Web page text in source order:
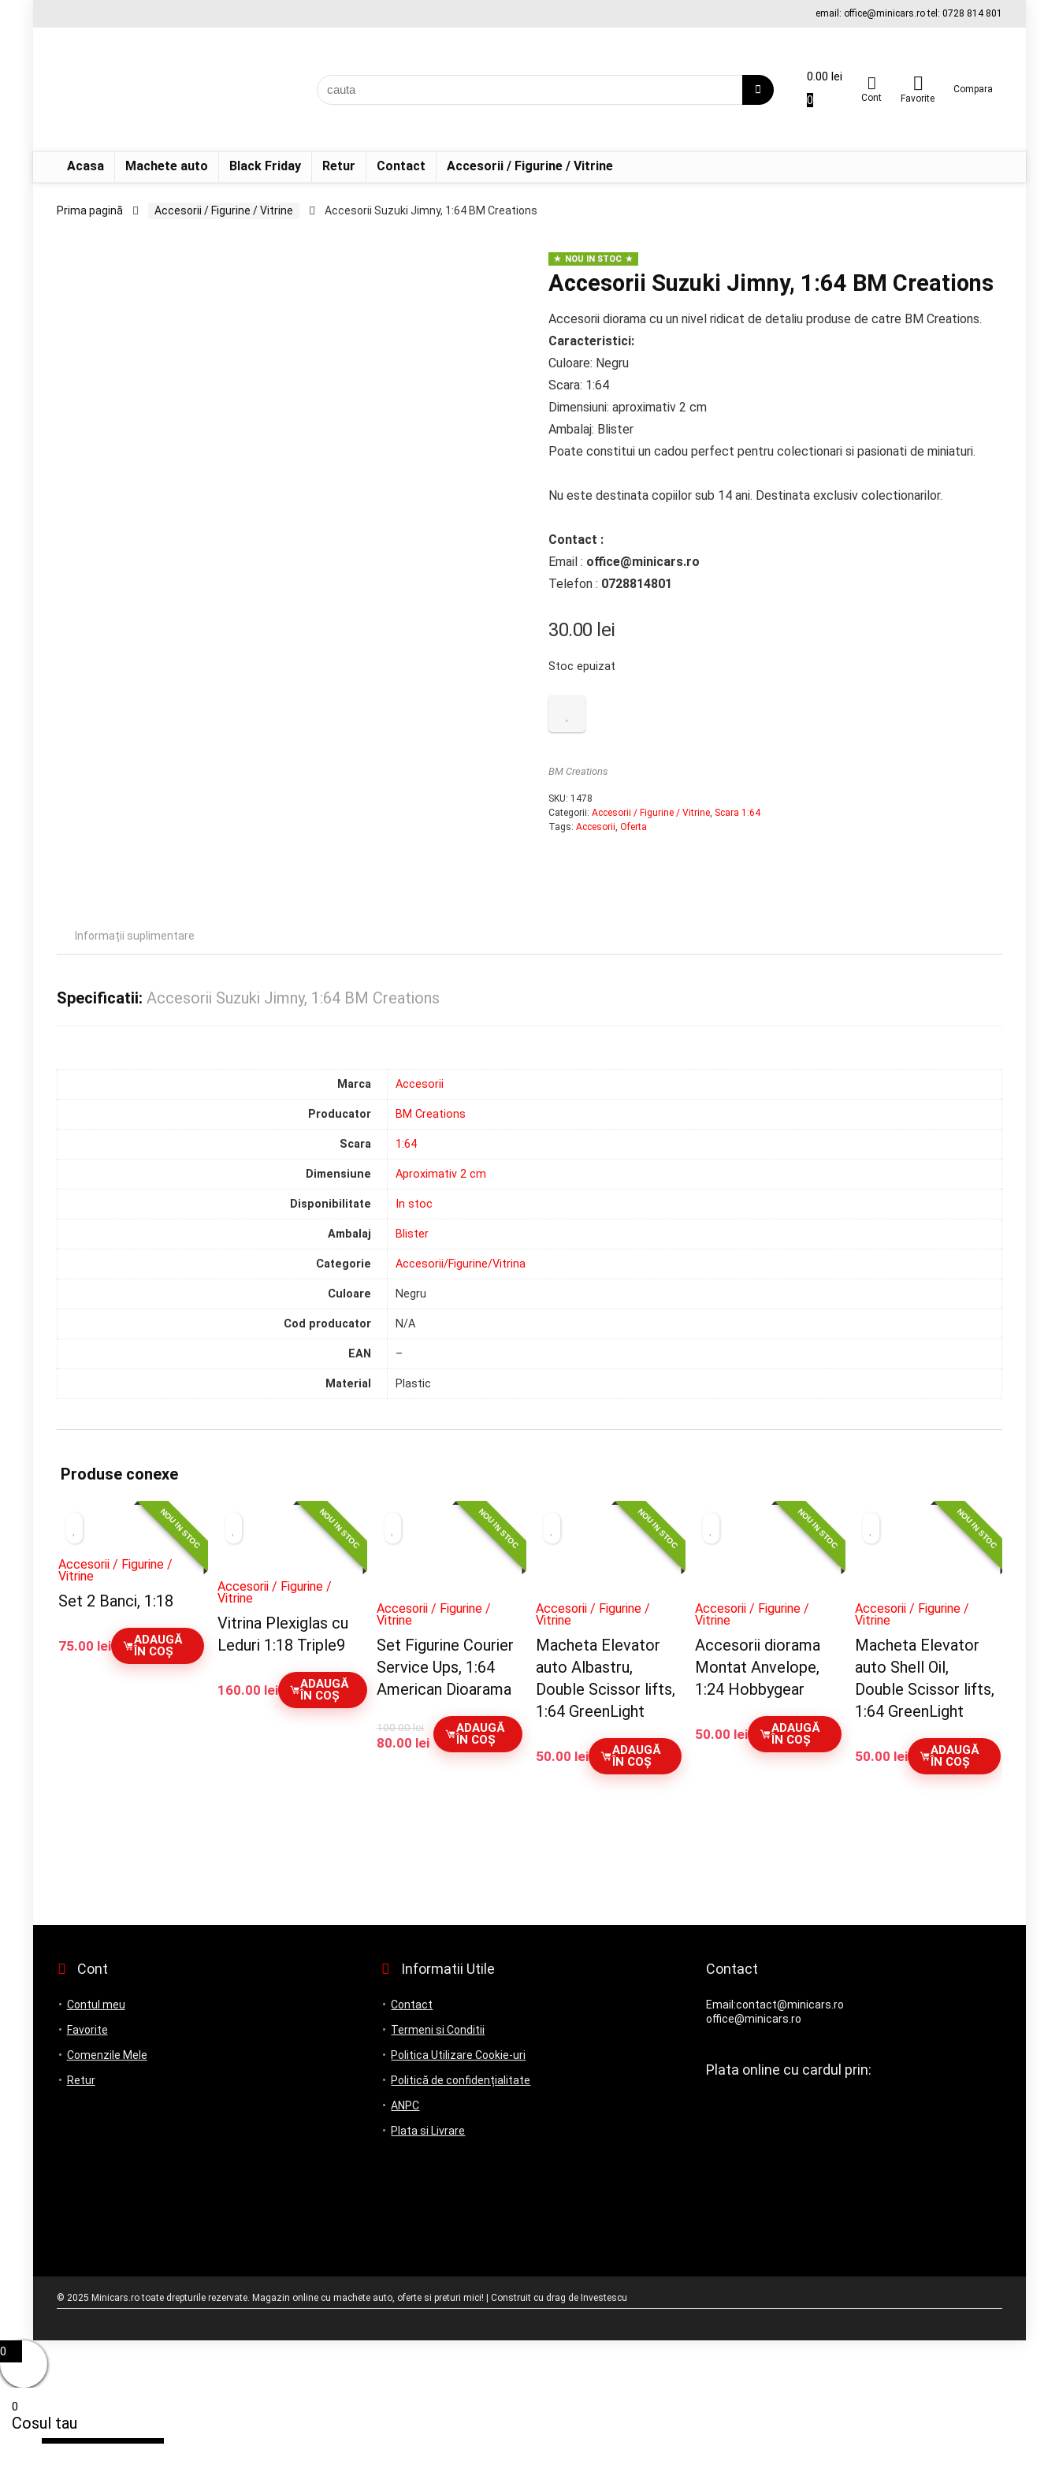
email: office@minicars.ro tel: 0728 814 801
0.00 lei
0
Cont Favorite
Compara
Acasa Machete auto Black Friday Retur Contact Accesorii / Figurine / Vitrine
Prima pagină Accesorii / Figurine / Vitrine Accesorii Suzuki Jimny, 1:64 BM Creations
NOU IN STOC
Accesorii Suzuki Jimny, 1:64 BM Creations
Accesorii diorama cu un nivel ridicat de detaliu produse de catre BM Creations.
Caracteristici:
Culoare: Negru
Scara: 1:64
Dimensiuni: aproximativ 2 cm
Ambalaj: Blister
Poate constitui un cadou perfect pentru colectionari si pasionati de miniaturi.
Nu este destinata copiilor sub 14 ani. Destinata exclusiv colectionarilor.
Contact :
Email : office@minicars.ro
Telefon : 0728814801
30.00 lei
Stoc epuizat
BM Creations
SKU: 1478
Categorii: Accesorii / Figurine / Vitrine, Scara 1:64
Tags: Accesorii, Oferta
Informații suplimentare
Specificatii: Accesorii Suzuki Jimny, 1:64 BM Creations
Marca Accesorii
Producator BM Creations
Scara 1:64
Dimensiune Aproximativ 2 cm
Disponibilitate In stoc
Ambalaj Blister
Categorie Accesorii/Figurine/Vitrina
Culoare Negru
Cod producator N/A
EAN –
Material Plastic
Produse conexe
NOU IN STOC
Accesorii / Figurine /
Vitrine
Set 2 Banci, 1:18
75.00 lei
ADAUGĂ
ÎN COȘ
NOU IN STOC
Accesorii / Figurine /
Vitrine
Vitrina Plexiglas cu
Leduri 1:18 Triple9
160.00 lei
ADAUGĂ
ÎN COȘ
NOU IN STOC
Accesorii / Figurine /
Vitrine
Set Figurine Courier
Service Ups, 1:64
American Dioarama
100.00lei
Prețul
80.00 leiPrețul
curent
ADAUGĂ
ÎN COȘ
NOU IN STOC
Accesorii / Figurine /
Vitrine
Macheta Elevator
auto Albastru,
Double Scissor lifts,
1:64 GreenLight
50.00 lei
ADAUGĂ
ÎN COȘ
NOU IN STOC
Accesorii / Figurine /
Vitrine
Accesorii diorama
Montat Anvelope,
1:24 Hobbygear
50.00 lei
ADAUGĂ
ÎN COȘ
NOU IN STOC
Accesorii / Figurine /
Vitrine
Macheta Elevator
auto Shell Oil,
Double Scissor lifts,
1:64 GreenLight
50.00 lei
ADAUGĂ
ÎN COȘ
Cont
Contul meu
Favorite
Comenzile Mele
Retur
Informatii Utile
Contact
Termeni si Conditii
Politica Utilizare Cookie-uri
Politică de confidențialitate
ANPC
Plata si Livrare
Contact
Email:contact@minicars.ro
office@minicars.ro
Plata online cu cardul prin:
© 2025 Minicars.ro toate drepturile rezervate. Magazin online cu machete auto, oferte si preturi mici! | Construit cu drag de Investescu
0
0
Cosul tau